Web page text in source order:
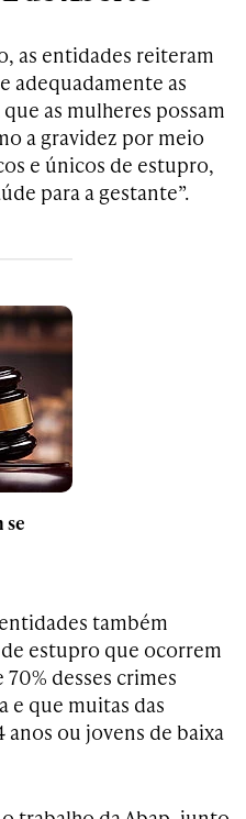
as entidades reiteram
adequadamente as
as mulheres possam
a gravidez por meio
e únicos de estupro,
para a gestante”.
se
também
estupro que ocorrem
desses crimes
e que muitas das
anos ou jovens de baixa